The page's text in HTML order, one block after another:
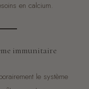
en calcium.
immunitaire
le système